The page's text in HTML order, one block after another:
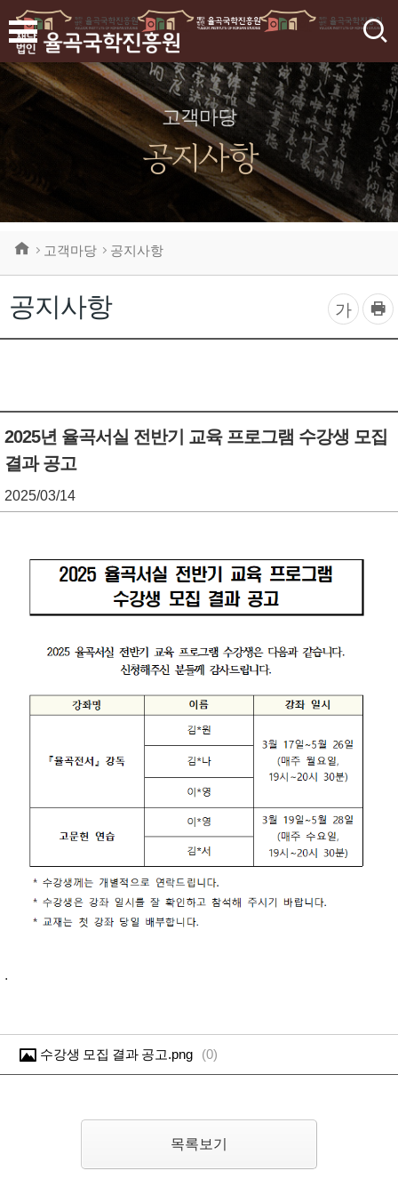
검
고객마당
공지사항
공지사항
고객마당 공지사항
글
자
조
가
프
린
트
2025년 율곡서실 전반기 교육 프로그램 수강생 모집
결과 공고
2025/03/14
.
수강생 모집 결과 공고.png (0)
목록보기